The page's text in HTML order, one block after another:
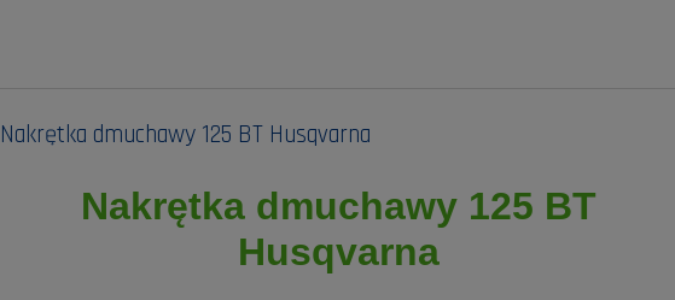
Nakrętka dmuchawy 125 BT Husqvarna
Nakrętka dmuchawy 125 BT
Husqvarna